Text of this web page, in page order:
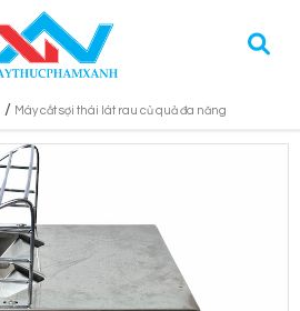
/ Máy cắt sợi thái lát rau củ quả đa năng